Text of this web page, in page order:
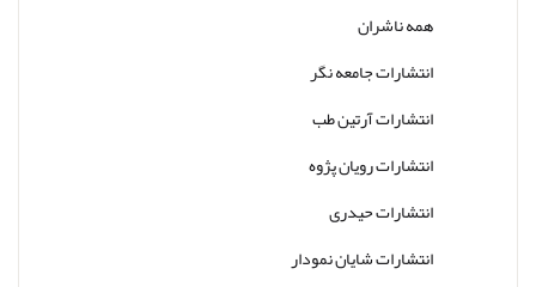
همه ناشران
انتشارات جامعه نگر
انتشارات آرتین طب
انتشارات رویان پژوه
انتشارات حیدری
انتشارات شایان نمودار